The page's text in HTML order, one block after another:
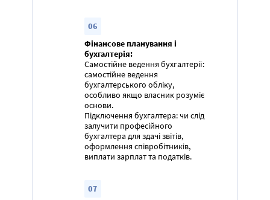
06
Фінансове планування і
бухгалтерія:
Самостійне ведення бухгалтерії:
самостійне ведення
бухгалтерського обліку,
особливо якщо власник розуміє
основи.
Підключення бухгалтера: чи слід
залучити професійного
бухгалтера для здачі звітів,
оформлення співробітників,
виплати зарплат та податків.
07